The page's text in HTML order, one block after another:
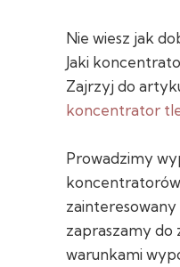
Nie wiesz jak
Jaki
Zajrzyj do
koncentrator
Prowadzimy
zapraszamy do
warunkami